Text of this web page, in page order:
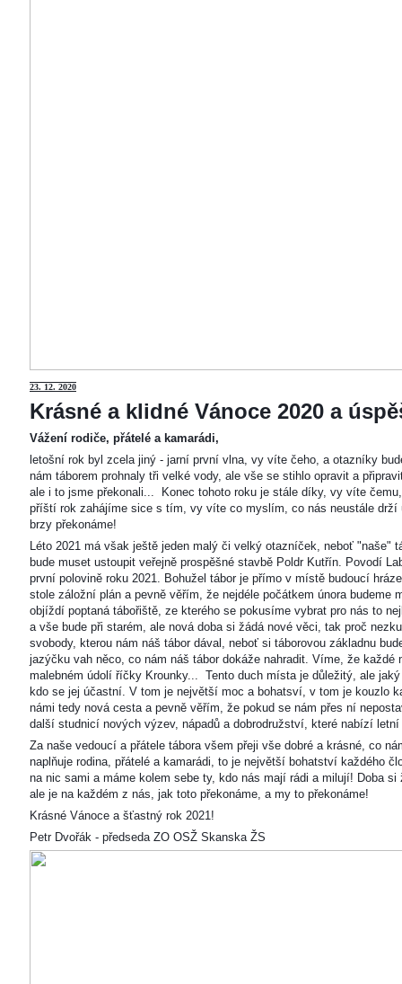
23. 12. 2020
Krásné a klidné Vánoce 2020 a
Vážení rodiče, přátelé a kamarádi,
letošní rok byl zcela jiný - jarní první vlna, vy víte čeho, a otazníky
nám táborem prohnaly tři velké vody, ale vše se stihlo opravit a
ale i to jsme překonali... Konec tohoto roku je stále díky, vy víte
příští rok zahájíme sice s tím, vy víte co myslím, co nás neustále
brzy překonáme!
Léto 2021 má však ještě jeden malý či velký otazníček, neboť "naše"
bude muset ustoupit veřejně prospěšné stavbě Poldr Kutřín. Povodí
první polovině roku 2021. Bohužel tábor je přímo v místě budoucí
stole záložní plán a pevně věřím, že nejdéle počátkem února
objíždí poptaná tábořiště, ze kterého se pokusíme vybrat pro nás to
a vše bude při starém, ale nová doba si žádá nové věci, tak proč
svobody, kterou nám náš tábor dával, neboť si táborovou základnu
jazýčku vah něco, co nám náš tábor dokáže nahradit. Víme, že
malebném údolí říčky Krounky... Tento duch místa je důležitý, ale
kdo se jej účastní. V tom je největší moc a bohatsví, v tom je kouzlo
námi tedy nová cesta a pevně věřím, že pokud se nám přes ní
další studnicí nových výzev, nápadů a dobrodružství, které nabízí letní
Za naše vedoucí a přátele tábora všem přeji vše dobré a krásné, co
naplňuje rodina, přátelé a kamarádi, to je největší bohatství každého
na nic sami a máme kolem sebe ty, kdo nás mají rádi a milují! Doba
ale je na každém z nás, jak toto překonáme, a my to překonáme!
Krásné Vánoce a šťastný rok 2021!
Petr Dvořák - předseda ZO OSŽ Skanska ŽS